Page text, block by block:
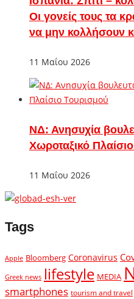
Οι γονείς τους τα
να μην κολλήσουν
11 Μαΐου 2026
ΝΔ: Ανησυχία
Χωροταξικό
11 Μαΐου 2026
Tags
Apple Bloomberg Coronavirus
Greek news lifestyle MEDIA
smartphones tourism and travel